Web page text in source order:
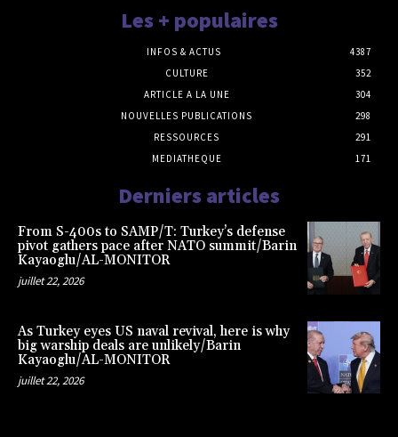
Les + populaires
INFOS & ACTUS
4387
CULTURE
352
ARTICLE A LA UNE
304
NOUVELLES PUBLICATIONS
298
RESSOURCES
291
MEDIATHEQUE
171
Derniers articles
From S-400s to SAMP/T: Turkey’s defense
pivot gathers pace after NATO summit/Barin
Kayaoglu/AL-MONITOR
juillet 22, 2026
As Turkey eyes US naval revival, here is why
big warship deals are unlikely/Barin
Kayaoglu/AL-MONITOR
juillet 22, 2026